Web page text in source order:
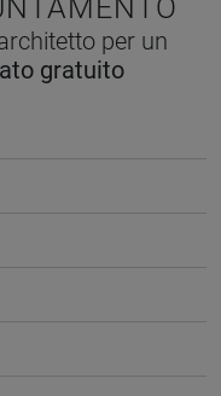
per un
gratuito